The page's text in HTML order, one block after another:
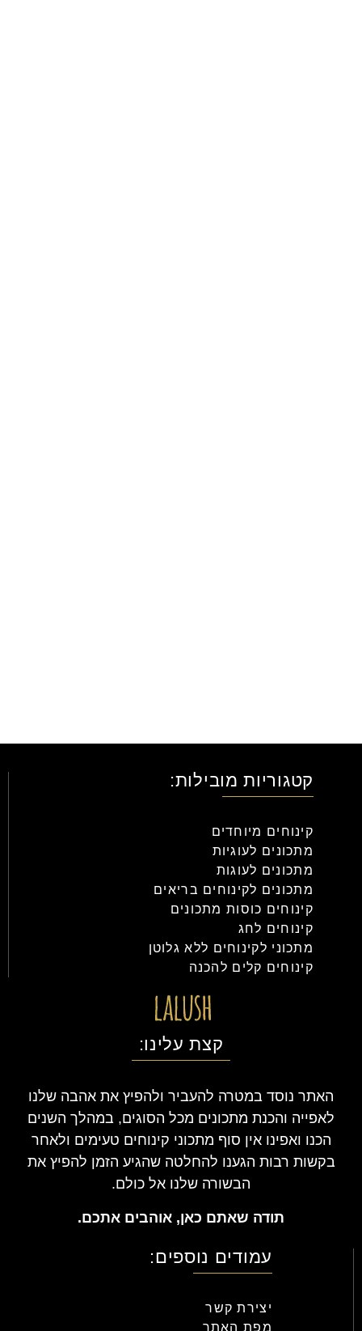
קטגוריות מובילות:
קינוחים מיוחדים
מתכונים לעוגיות
מתכונים לעוגות
מתכונים לקינוחים בריאים
קינוחים כוסות מתכונים
קינוחים לחג
מתכוני לקינוחים ללא גלוטן
קינוחים קלים להכנה
קצת עלינו:
האתר נוסד במטרה להעביר ולהפיץ את אהבה שלנו
לאפייה והכנת מתכונים מכל הסוגים, במהלך השנים
הכנו ואפינו אין סוף מתכוני קינוחים טעימים ולאחר
בקשות רבות הגענו להחלטה שהגיע הזמן להפיץ את
הבשורה שלנו אל כולם.
תודה שאתם כאן, אוהבים אתכם.
עמודים נוספים:
יצירת קשר
מפת האתר